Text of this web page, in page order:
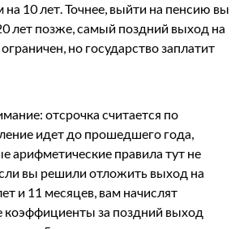
на 10 лет. Точнее, выйти на пенсию вы
лет позже, самый поздний выход на
но государство заплатит
отсрочка считается по
идет до прошедшего года,
арифметические правила тут не
вы решили отложить выход на
и 11 месяцев, вам начислят
коэффициенты за поздний выход